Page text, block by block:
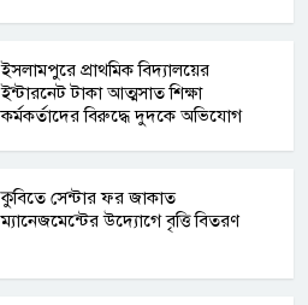
​ইসলামপুরে প্রাথমিক বিদ্যালয়ের
ইন্টারনেট টাকা আত্মসাত শিক্ষা
কর্মকর্তাদের বিরুদ্ধে দুদকে অভিযোগ
কুবিতে সেন্টার ফর জাকাত
ম্যানেজমেন্টের উদ্যোগে বৃত্তি বিতরণ